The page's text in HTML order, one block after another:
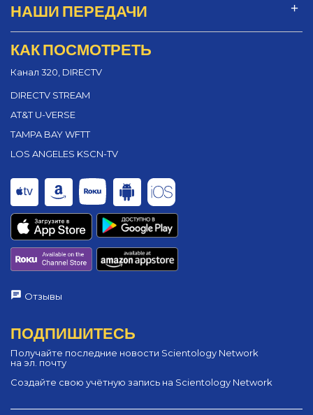
НАШИ ПЕРЕДАЧИ
КАК ПОСМОТРЕТЬ
Канал 320, DIRECTV
DIRECTV STREAM
AT&T U-VERSE
TAMPA BAY WFTT
LOS ANGELES KSCN-TV
Отзывы
ПОДПИШИТЕСЬ
Получайте последние новости Scientology Network
на эл. почту
Создайте свою учётную запись на Scientology Network